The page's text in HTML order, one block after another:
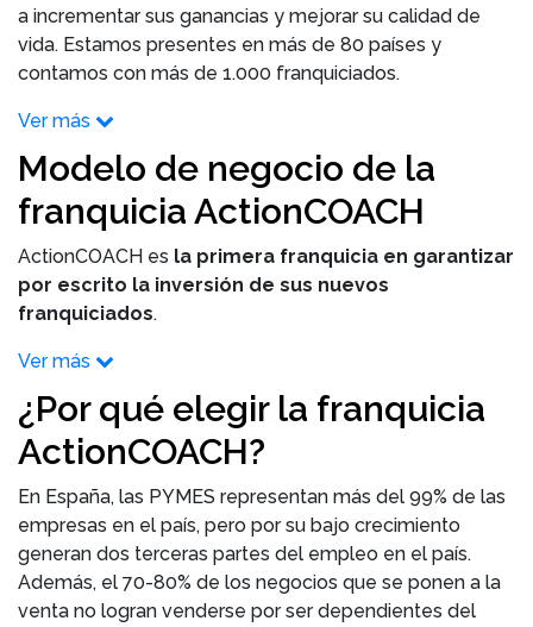
a incrementar sus ganancias y mejorar su calidad de
vida. Estamos presentes en más de 80 países y
contamos con más de 1.000 franquiciados.
Ver más
Modelo de negocio de la
franquicia ActionCOACH
ActionCOACH es la primera franquicia en garantizar
por escrito la inversión de sus nuevos
franquiciados.
Ver más
¿Por qué elegir la franquicia
ActionCOACH?
En España, las PYMES representan más del 99% de las
empresas en el país, pero por su bajo crecimiento
generan dos terceras partes del empleo en el país.
Además, el 70-80% de los negocios que se ponen a la
venta no logran venderse por ser dependientes del